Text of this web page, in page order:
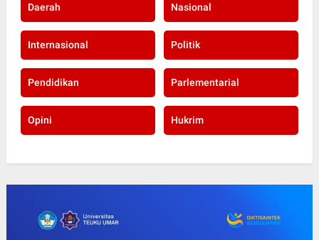
Daerah Nasional
Internasional Politik
Pendidikan Parlementarial
Opini Hukrim